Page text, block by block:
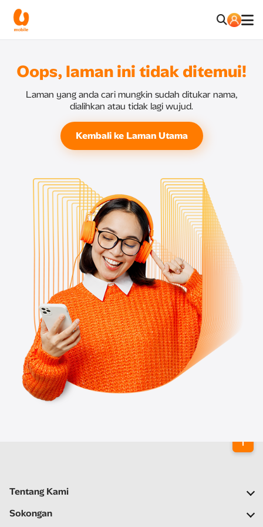
Oops, laman ini tidak ditemui!
Laman yang anda cari mungkin sudah ditukar nama,
dialihkan atau tidak lagi wujud.
Kembali ke Laman Utama
Tentang Kami
Syarikat Kami
Sokongan